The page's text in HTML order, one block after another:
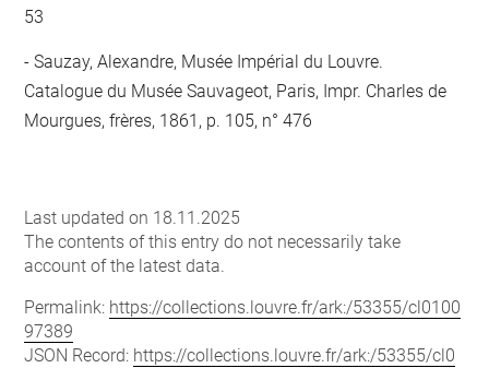
53
Sauzay, Alexandre, Musée Impérial du Louvre.
Catalogue du Musée Sauvageot, Paris, Impr. Charles de
Mourgues, frères, 1861, p. 105, n° 476
Last updated on 18.11.2025
The contents of this entry do not necessarily take
account of the latest data.
Permalink: https://collections.louvre.fr/ark:/53355/cl0100
97389
JSON Record: https://collections.louvre.fr/ark:/53355/cl0